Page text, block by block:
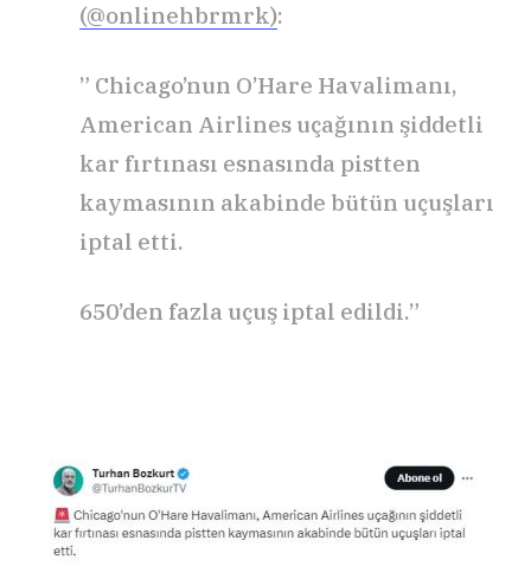
(@onlinehbrmrk):
” Chicago’nun O’Hare Havalimanı,
American Airlines uçağının şiddetli
kar fırtınası esnasında pistten
kaymasının akabinde bütün uçuşları
iptal etti.
650’den fazla uçuş iptal edildi.”